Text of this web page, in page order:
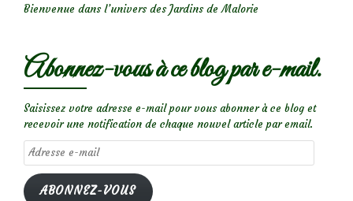
Bienvenue dans l’univers des Jardins de Malorie
Abonnez-vous à ce blog par e-mail.
Saisissez votre adresse e-mail pour vous abonner à ce blog et
recevoir une notification de chaque nouvel article par email.
Adresse
e-
mail
ABONNEZ-VOUS